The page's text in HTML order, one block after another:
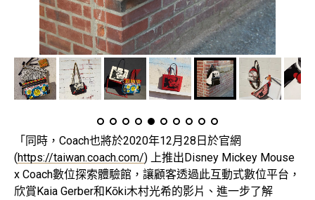
「同時，Coach也將於2020年12月28日於官網
(https://taiwan.coach.com/) 上推出Disney Mickey Mouse
x Coach數位探索體驗館，讓顧客透過此互動式數位平台，
欣賞Kaia Gerber和Kōki木村光希的影片、進一步了解